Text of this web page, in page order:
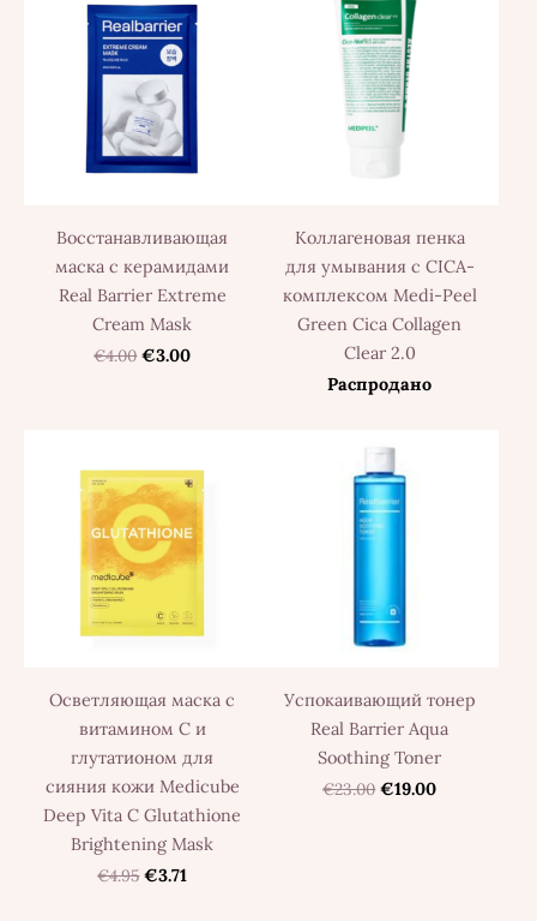
Восстанавливающая
маска с керамидами
Real Barrier Extreme
Cream Mask
€4.00 €3.00
Коллагеновая пенка
для умывания с CICA-
комплексом Medi-Peel
Green Cica Collagen
Clear 2.0
Распродано
Осветляющая маска с
витамином C и
глутатионом для
сияния кожи Medicube
Deep Vita C Glutathione
Brightening Mask
€4.95 €3.71
Успокаивающий тонер
Real Barrier Aqua
Soothing Toner
€23.00 €19.00